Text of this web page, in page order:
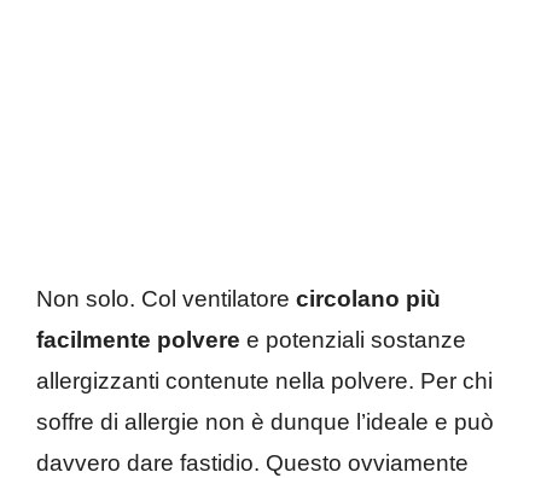
Non solo. Col ventilatore circolano più
facilmente polvere e potenziali sostanze
allergizzanti contenute nella polvere. Per chi
soffre di allergie non è dunque l’ideale e può
davvero dare fastidio. Questo ovviamente